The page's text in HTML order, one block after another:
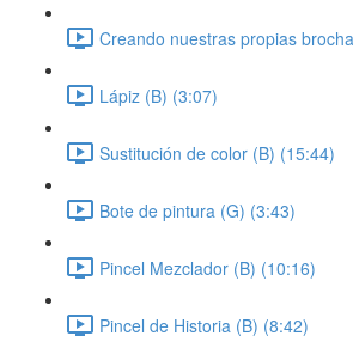
Creando nuestras propias
Lápiz (B) (3:07)
Sustitución de color (B) (15:44)
Bote de pintura (G) (3:43)
Pincel Mezclador (B) (10:16)
Pincel de Historia (B) (8:42)